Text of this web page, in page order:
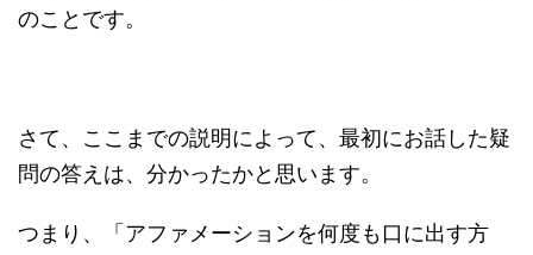
のことです。
さて、ここまでの説明によって、最初にお話した疑
問の答えは、分かったかと思います。
つまり、「アファメーションを何度も口に出す方